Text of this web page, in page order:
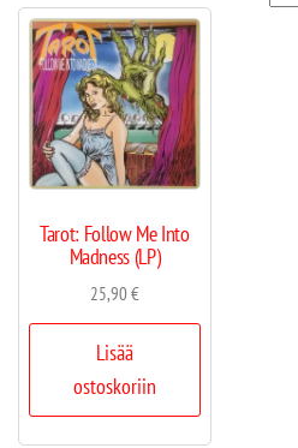
Tarot: Follow Me Into
Madness (LP)
25,90€
Lisää
ostoskoriin